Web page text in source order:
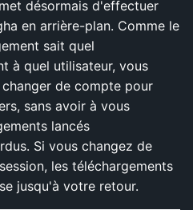
désormais d'effectuer
en arrière-plan. Comme le
sait quel
à quel utilisateur, vous
de compte pour
sans avoir à vous
lancés
Si vous changez de
les téléchargements
jusqu'à votre retour.